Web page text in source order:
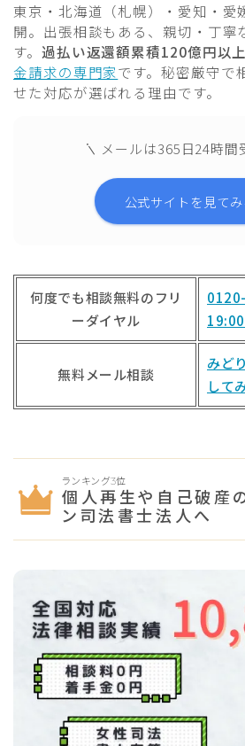
東京・北海道（札幌）・愛知・愛
開。出張相談もある、親切・丁寧
す。 過払い返還額累積120億円以上
金請求の専門家です。秘密厳守で
せた対応が選ばれる理由です。
メールは365日24時間
公式サイトを見てみ
何度でも相談無料のフリ
ーダイヤル
19:00
無料メール相談
みど
して
ランキング3位
個人再生や自己破産
ン司法書士法人へ